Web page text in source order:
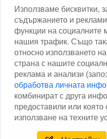
Изчисли доставката със Спиди
Facebook
Използваме бисквитки,
съдържанието и
функции на социалните
нашия трафик. Също
относно използването
страна с нашите
реклама и анализи
обработва личната
комбинират с друга
предоставили или
използване на техните